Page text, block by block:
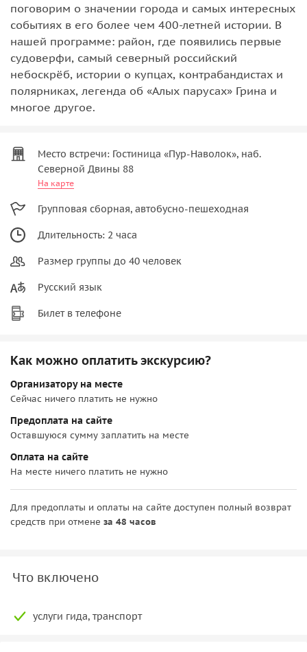
поговорим о значении города и самых интересных
событиях в его более чем 400-летней истории. В
нашей программе: район, где появились первые
судоверфи, самый северный российский
небоскрёб, истории о купцах, контрабандистах и
полярниках, легенда об «Алых парусах» Грина и
многое другое.
Место встречи: Гостиница «Пур-Наволок», наб.
Северной Двины 88
На карте
Групповая сборная, автобусно-пешеходная
Длительность: 2 часа
Размер группы до 40 человек
Русский язык
Билет в телефоне
Как можно оплатить экскурсию?
Организатору на месте
Сейчас ничего платить не нужно
Предоплата на сайте
Оставшуюся сумму заплатить на месте
Оплата на сайте
На месте ничего платить не нужно
Для предоплаты и оплаты на сайте доступен полный возврат
средств при отмене за 48 часов
Что включено
услуги гида, транспорт